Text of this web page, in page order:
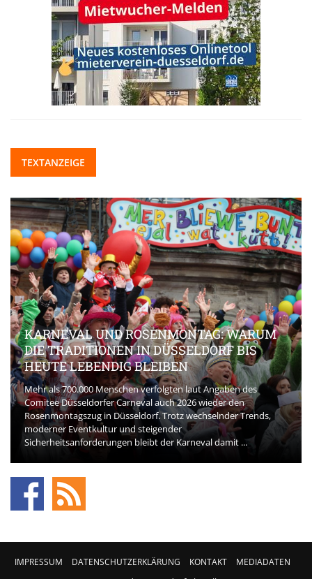
TEXTANZEIGE
KARNEVAL UND ROSENMONTAG: WARUM
DIE TRADITIONEN IN DÜSSELDORF BIS
HEUTE LEBENDIG BLEIBEN
Mehr als 700.000 Menschen verfolgten laut Angaben des
Comitee Düsseldorfer Carneval auch 2026 wieder den
Rosenmontagszug in Düsseldorf. Trotz wechselnder Trends,
moderner Eventkultur und steigender
Sicherheitsanforderungen bleibt der Karneval damit ...
IMPRESSUM DATENSCHUTZERKLÄRUNG KONTAKT MEDIADATEN